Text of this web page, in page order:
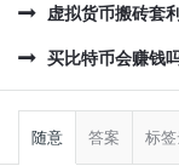
虚拟货币搬砖套
买比特币会赚钱
侧
随意 答案 标签